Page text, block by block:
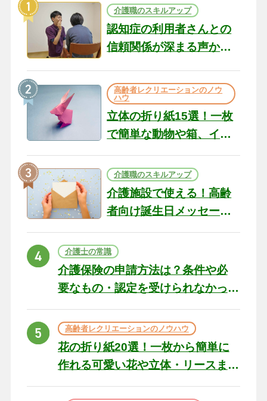
介護職のスキルアップ
認知症の利用者さんとの
信頼関係が深まる声かけ
の現場から（22）
高齢者レクリエーションのノウ
ハウ
立体の折り紙15選！一枚
で簡単な動物や箱、イン
介護職のスキルアップ
介護施設で使える！高齢
者向け誕生日メッセージ
ト
介護士の常識
介護保険の申請方法は？条件や必
要なもの・認定を受けられなかっ
高齢者レクリエーションのノウハウ
花の折り紙20選！一枚から簡単に
作れる可愛い花や立体・リースま